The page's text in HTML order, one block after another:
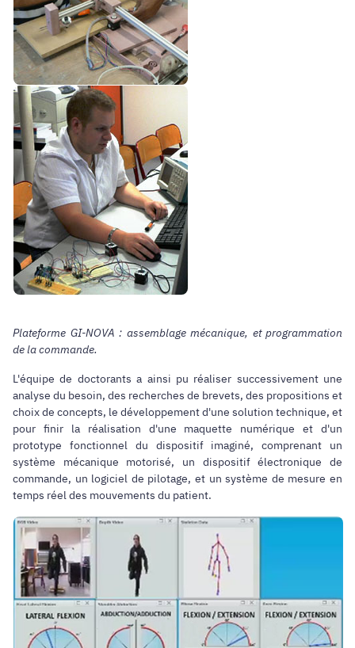
Plateforme GI-NOVA : assemblage mécanique, et programmation
de la commande.
L'équipe de doctorants a ainsi pu réaliser successivement une
analyse du besoin, des recherches de brevets, des propositions et
choix de concepts, le développement d'une solution technique, et
pour finir la réalisation d'une maquette numérique et d'un
prototype fonctionnel du dispositif imaginé, comprenant un
système mécanique motorisé, un dispositif électronique de
commande, un logiciel de pilotage, et un système de mesure en
temps réel des mouvements du patient.